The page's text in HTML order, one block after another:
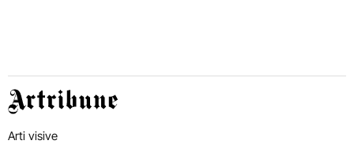
Artribune
Arti visive